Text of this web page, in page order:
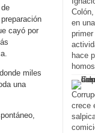
cayó por
miles
una
en
hace
crece